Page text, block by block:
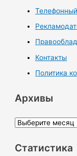
Контакты
Политика
Архивы
А
х
Статистика